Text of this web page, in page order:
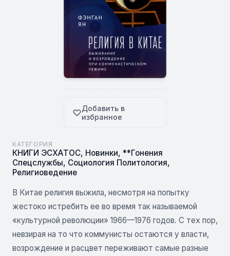
Добавить в
избранное
КАТЕГОРИЯ
КНИГИ ЭСХАТОС, Новинки, **Гонения
Спецслужбы, Социология Политология,
Религиоведение
В Китае религия выжила, несмотря на попытку
жестоко истребить ее во время так называемой
«культурной революции» 1966—1976 годов. С тех пор,
невзирая на то что коммунисты остаются у власти,
возрождение и расцвет переживают самые разные